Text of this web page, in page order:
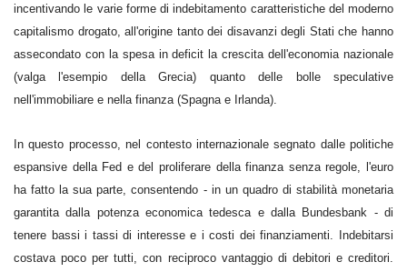
incentivando le varie forme di indebitamento caratteristiche del moderno
capitalismo drogato, all'origine tanto dei disavanzi degli Stati che hanno
assecondato con la spesa in deficit la crescita dell'economia nazionale
(valga l'esempio della Grecia) quanto delle bolle speculative
nell'immobiliare e nella finanza (Spagna e Irlanda).
In questo processo, nel contesto internazionale segnato dalle politiche
espansive della Fed e del proliferare della finanza senza regole, l'euro
ha fatto la sua parte, consentendo - in un quadro di stabilità monetaria
garantita dalla potenza economica tedesca e dalla Bundesbank - di
tenere bassi i tassi di interesse e i costi dei finanziamenti. Indebitarsi
costava poco per tutti, con reciproco vantaggio di debitori e creditori.